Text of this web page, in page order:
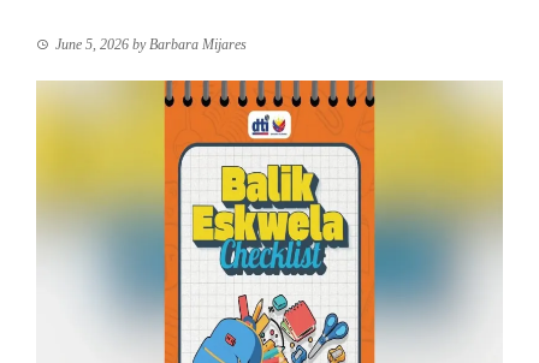
June 5, 2026 by Barbara Mijares